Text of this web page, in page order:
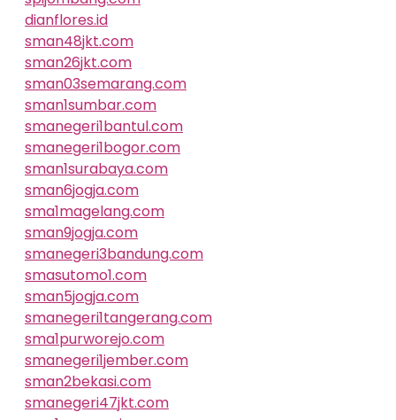
dianflores.id
sman48jkt.com
sman26jkt.com
sman03semarang.com
sman1sumbar.com
smanegeri1bantul.com
smanegeri1bogor.com
sman1surabaya.com
sman6jogja.com
sma1magelang.com
sman9jogja.com
smanegeri3bandung.com
smasutomo1.com
sman5jogja.com
smanegeri1tangerang.com
sma1purworejo.com
smanegeri1jember.com
sman2bekasi.com
smanegeri47jkt.com